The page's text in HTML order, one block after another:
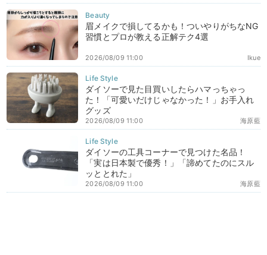
眉メイクで損してるかも！ついやりがちなNG
習慣とプロが教える正解テク4選
Ikue
2026/08/09 11:00
ダイソーで見た目買いしたらハマっちゃっ
た！「可愛いだけじゃなかった！」お手入れ
グッズ
海原藍
2026/08/09 11:00
ダイソーの工具コーナーで見つけた名品！
「実は日本製で優秀！」「諦めてたのにスル
ッととれた」
海原藍
2026/08/09 11:00